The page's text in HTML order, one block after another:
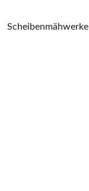
Scheibenmähwerke